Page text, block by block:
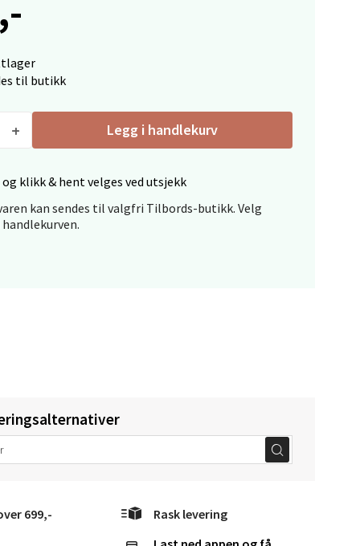
til butikk
Legg i handlekurv
klikk & hent velges ved utsjekk
kan sendes til valgfri Tilbords-butikk. Velg
699,- Rask levering